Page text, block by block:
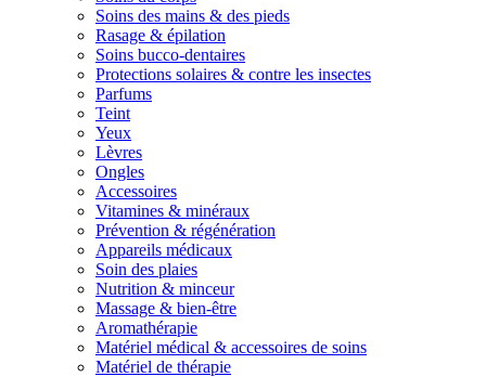
Soins des mains & des pieds
Rasage & épilation
Soins bucco-dentaires
Protections solaires & contre les insectes
Parfums
Teint
Yeux
Lèvres
Ongles
Accessoires
Vitamines & minéraux
Prévention & régénération
Appareils médicaux
Soin des plaies
Nutrition & minceur
Massage & bien-être
Aromathérapie
Matériel médical & accessoires de soins
Matériel de thérapie